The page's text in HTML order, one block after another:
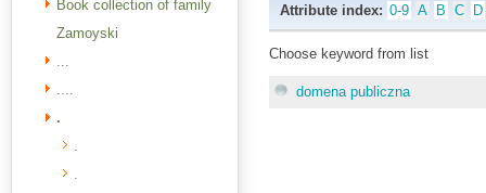
Book collection of family
Zamoyski
...
....
.
.
.
Attribute index: 0-9 A B C D
Choose keyword from list
domena publiczna